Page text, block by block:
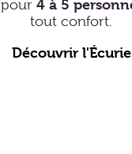
pour 4 à 5
tout confort.
Découvrir l'Écurie